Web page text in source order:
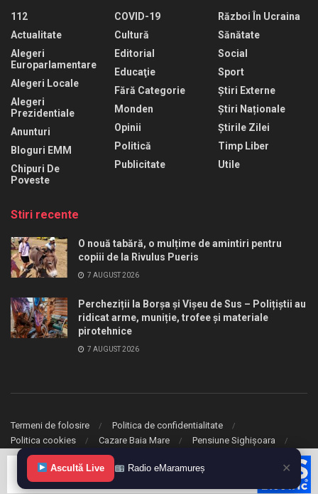
112
Actualitate
Alegeri
Europarlamentare
Alegeri Locale
Alegeri
Prezidentiale
Anunturi
Bloguri EMM
Chipuri De
Poveste
COVID-19
Cultură
Editorial
Educaţie
Fără Categorie
Monden
Opinii
Politică
Publicitate
Război În Ucraina
Sănătate
Social
Sport
Știri Externe
Știri Naționale
Știrile Zilei
Timp Liber
Utile
Stiri recente
O nouă tabără, o mulțime de amintiri pentru
copiii de la Rivulus Pueris
7 AUGUST 2026
Percheziții la Borșa și Vișeu de Sus – Polițiștii au
ridicat arme, muniție, trofee și materiale
pirotehnice
7 AUGUST 2026
Termeni de folosire
Politica de confidentialitate
Politica cookies
Cazare Baia Mare Pensiune Sighișoara
© 2020 eMaramures. Toate drepturile rezervate.
Ascultă Live Radio eMaramureș ✕